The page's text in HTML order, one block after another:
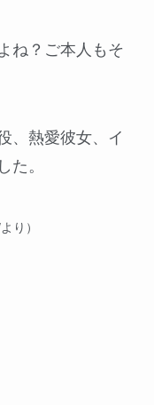
ね？ご本人もそ
、熱愛彼女、イ
た。
り）